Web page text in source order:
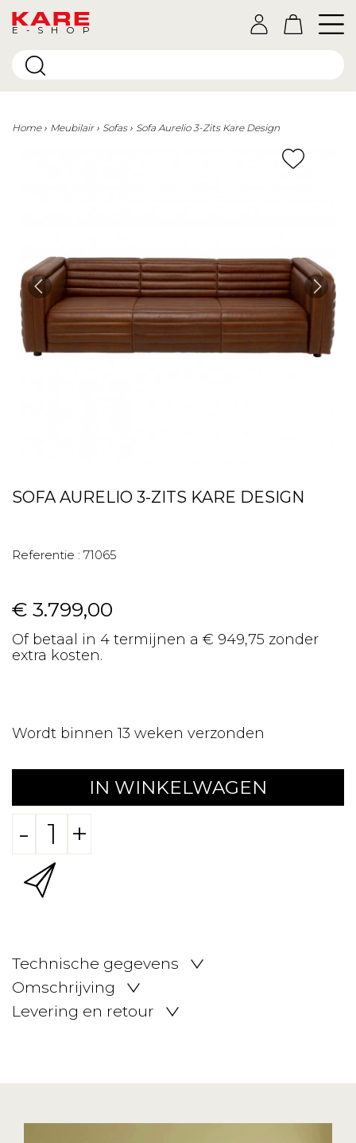
E-SHOP
Home Meubilair Sofas Sofa Aurelio 3-Zits Kare Design
SOFA AURELIO 3-ZITS KARE DESIGN
Referentie : 71065
€ 3.799,00
Of betaal in 4 termijnen a € 949,75 zonder
extra kosten.
Wordt binnen 13 weken verzonden
IN WINKELWAGEN
- +
Technische gegevens
Omschrijving
Levering en retour